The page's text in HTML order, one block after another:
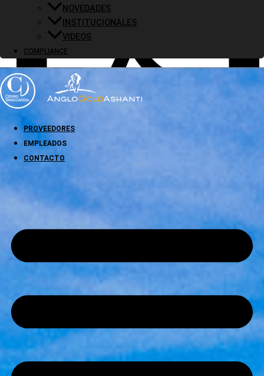
NOVEDADES
INSTITUCIONALES
VIDEOS
COMPLIANCE
PROVEEDORES
EMPLEADOS
CONTACTO
AGA Código de ética y principios empresariales